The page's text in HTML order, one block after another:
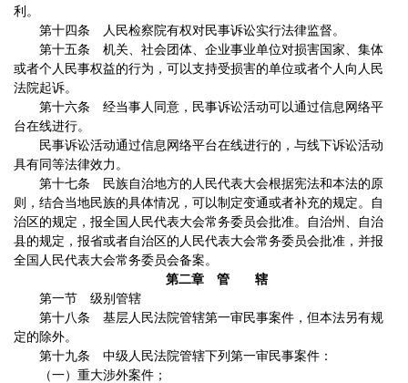
利。
第十四条 人民检察院有权对民事诉讼实行法律监督。
第十五条 机关、社会团体、企业事业单位对损害国家、集体
或者个人民事权益的行为，可以支持受损害的单位或者个人向人民
法院起诉。
第十六条 经当事人同意，民事诉讼活动可以通过信息网络平
台在线进行。
民事诉讼活动通过信息网络平台在线进行的，与线下诉讼活动
具有同等法律效力。
第十七条 民族自治地方的人民代表大会根据宪法和本法的原
则，结合当地民族的具体情况，可以制定变通或者补充的规定。自
治区的规定，报全国人民代表大会常务委员会批准。自治州、自治
县的规定，报省或者自治区的人民代表大会常务委员会批准，并报
全国人民代表大会常务委员会备案。
第二章 管 辖
第一节 级别管辖
第十八条 基层人民法院管辖第一审民事案件，但本法另有规
定的除外。
第十九条 中级人民法院管辖下列第一审民事案件：
（一）重大涉外案件；